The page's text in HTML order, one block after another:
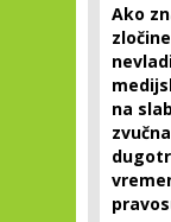
Ako
na